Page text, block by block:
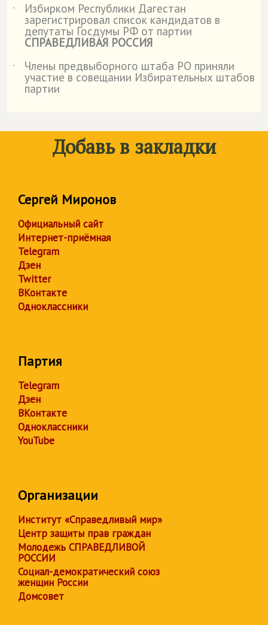
˙
Избирком Республики Дагестан
зарегистрировал список кандидатов в
депутаты Госдумы РФ от партии
СПРАВЕДЛИВАЯ РОССИЯ
˙
Члены предвыборного штаба РО приняли
участие в совещании Избирательных штабов
партии
Добавь в закладки
Сергей Миронов
Официальный сайт
Интернет-приёмная
Telegram
Дзен
Twitter
ВКонтакте
Одноклассники
Партия
Telegram
Дзен
ВКонтакте
Одноклассники
YouTube
Организации
Институт «Справедливый мир»
Центр защиты прав граждан
Молодежь СПРАВЕДЛИВОЙ
РОССИИ
Социал-демократический союз
женщин России
Домсовет